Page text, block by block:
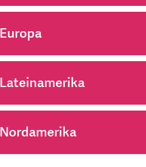
Europa
Lateinamerika
Nordamerika